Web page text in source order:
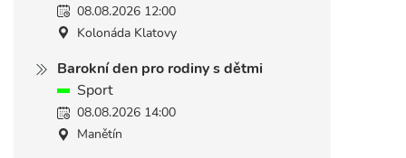
08.08.2026 12:00
Kolonáda Klatovy
Barokní den pro rodiny s dětmi
Sport
08.08.2026 14:00
Manětín